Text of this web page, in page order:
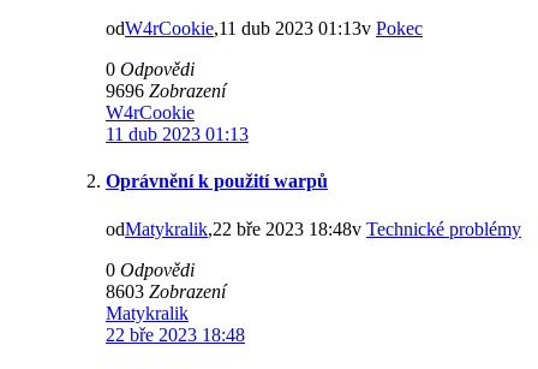
odW4rCookie,11 dub 2023 01:13v Pokec
0 Odpovědi
9696 Zobrazení
W4rCookie
11 dub 2023 01:13
Oprávnění k použití warpů
odMatykralik,22 bře 2023 18:48v Technické problémy
0 Odpovědi
8603 Zobrazení
Matykralik
22 bře 2023 18:48